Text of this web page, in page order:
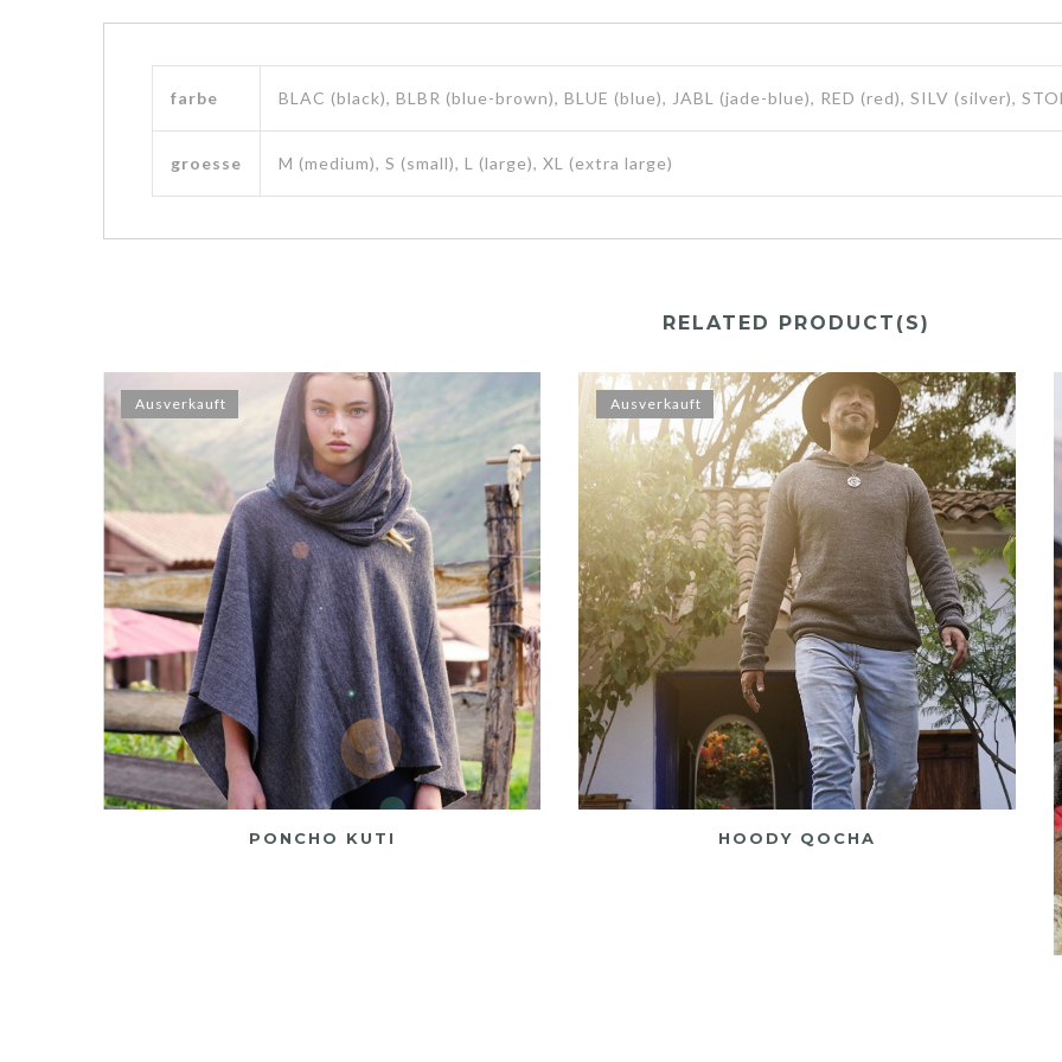
farbe BLAC (black), BLBR (blue-brown), BLUE (blue), JABL (jade-blue), RED (red), SILV (silver),
groesse M (medium), S (small), L (large), XL (extra large)
RELATED PRODUCT(S)
Ausverkauft
PONCHO KUTI
Ausverkauft
HOODY QOCHA